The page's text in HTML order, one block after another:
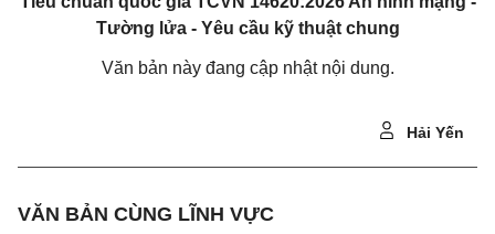
Tường lửa - Yêu cầu kỹ thuật chung
Văn bản này đang cập nhật nội dung.
Hải Yến
VĂN BẢN CÙNG LĨNH VỰC